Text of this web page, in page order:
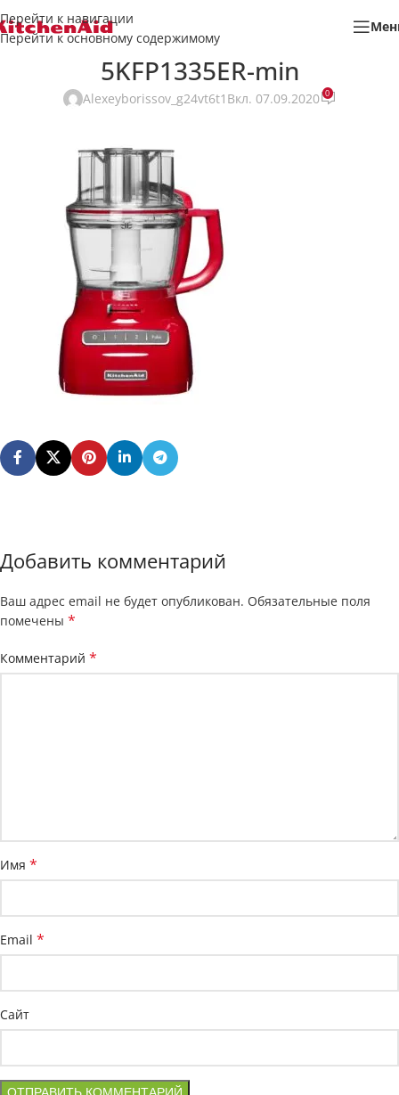
Перейти к навигации
Перейти к основному содержимому
5KFP1335ER-min
Alexeyborissov_g24vt6t1 Вкл. 07.09.2020 0
Добавить комментарий
Ваш адрес email не будет опубликован. Обязательные поля
помечены *
Комментарий *
Имя *
Email *
Сайт